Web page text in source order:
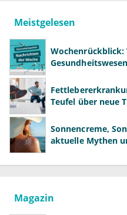
Meistgelesen
Teufel über neue
Sonnencreme,
aktuelle Mythen
Magazin